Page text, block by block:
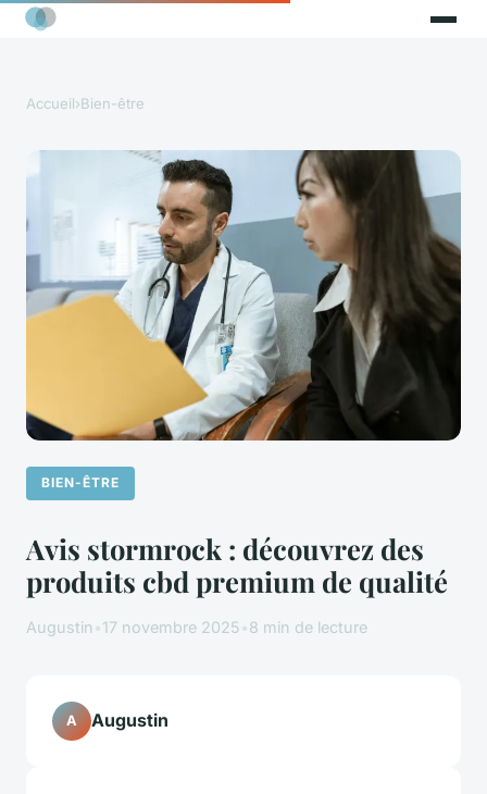
Accueil›Bien-être
BIEN-ÊTRE
Avis stormrock : découvrez des
produits cbd premium de qualité
Augustin •17 novembre 2025•8 min de lecture
A Augustin